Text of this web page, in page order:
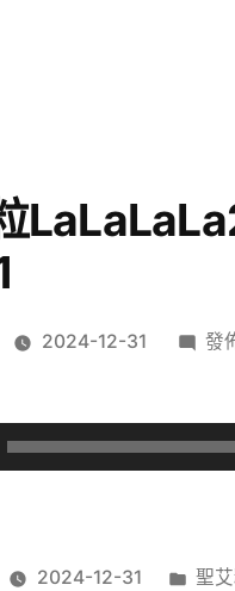
2024-12-31
在
粒
發
2024-12-31
分
聖